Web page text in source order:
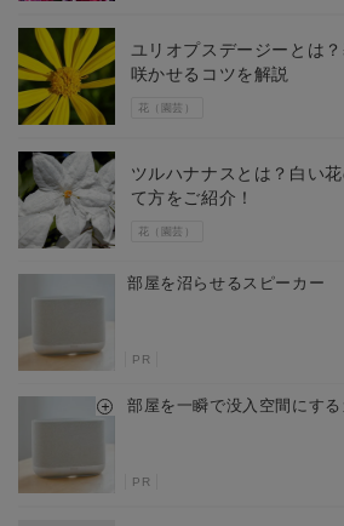
花（園芸）
ユリオプスデージーとは
咲かせるコツを解説
花（園芸）
ツルハナナスとは？白い
て方をご紹介！
部屋を沼らせるスピーカー
PR
部屋を一瞬で没入空間にする
PR